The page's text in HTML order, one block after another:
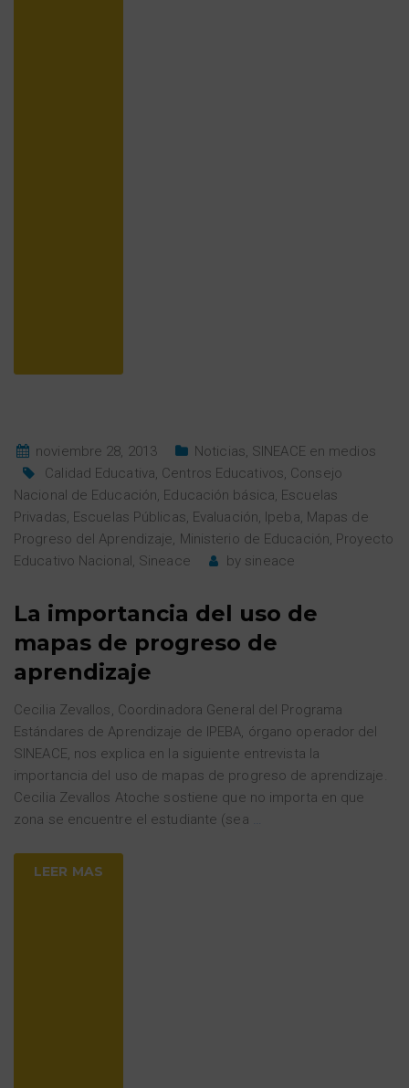
noviembre 28, 2013 Noticias, SINEACE en medios
Calidad Educativa, Centros Educativos, Consejo
Nacional de Educación, Educación básica, Escuelas
Privadas, Escuelas Públicas, Evaluación, Ipeba, Mapas de
Progreso del Aprendizaje, Ministerio de Educación, Proyecto
Educativo Nacional, Sineace by sineace
La importancia del uso de
mapas de progreso de
aprendizaje
Cecilia Zevallos, Coordinadora General del Programa
Estándares de Aprendizaje de IPEBA, órgano operador del
SINEACE, nos explica en la siguiente entrevista la
importancia del uso de mapas de progreso de aprendizaje.
Cecilia Zevallos Atoche sostiene que no importa en que
zona se encuentre el estudiante (sea
LEER MAS